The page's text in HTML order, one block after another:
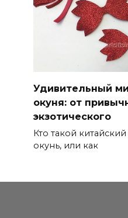
Удивительный
окуня: от
экзотического
Кто такой
окунь, или как